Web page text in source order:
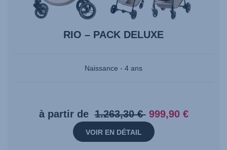
RIO – PACK DELUXE
Naissance - 4 ans
à partir de Prix
d’origine:
1.263,30
1.263,30 € Prix
actuel:
999,90
999,90 €
VOIR EN DÉTAIL